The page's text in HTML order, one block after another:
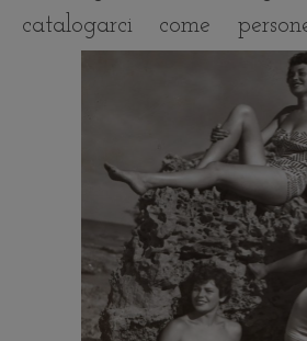
catalogarci come